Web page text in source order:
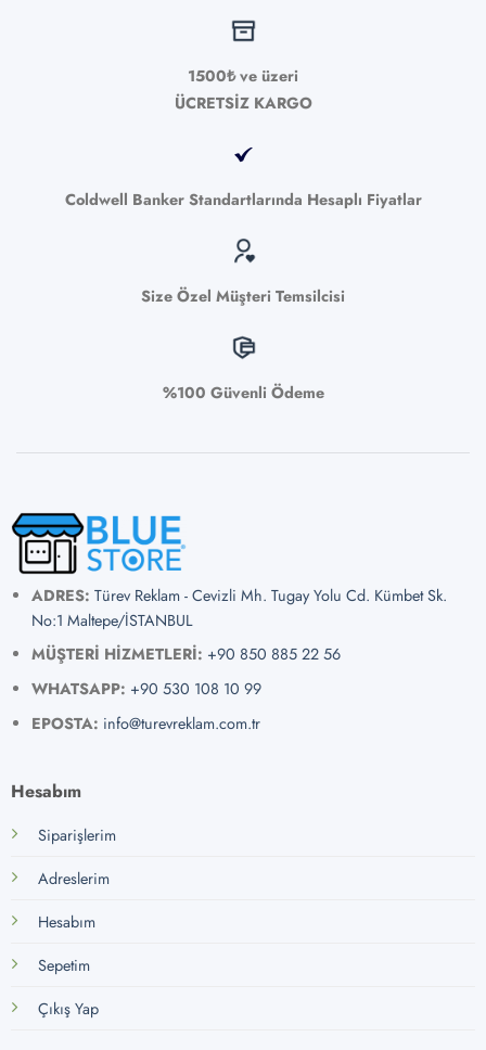
1500₺ ve üzeri
ÜCRETSİZ KARGO
Coldwell Banker Standartlarında Hesaplı Fiyatlar
Size Özel Müşteri Temsilcisi
%100 Güvenli Ödeme
ADRES: Türev Reklam - Cevizli Mh. Tugay Yolu Cd. Kümbet Sk.
No:1 Maltepe/İSTANBUL
MÜŞTERİ HİZMETLERİ: +90 850 885 22 56
WHATSAPP: +90 530 108 10 99
EPOSTA: info@turevreklam.com.tr
Hesabım
Siparişlerim
Adreslerim
Hesabım
Sepetim
Çıkış Yap